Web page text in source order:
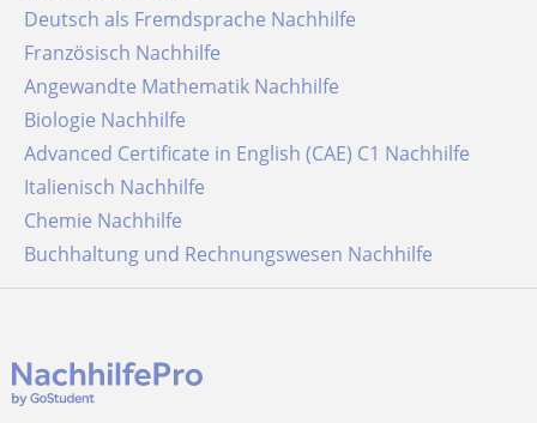
Deutsch als Fremdsprache Nachhilfe
Französisch Nachhilfe
Angewandte Mathematik Nachhilfe
Biologie Nachhilfe
Advanced Certificate in English (CAE) C1 Nachhilfe
Italienisch Nachhilfe
Chemie Nachhilfe
Buchhaltung und Rechnungswesen Nachhilfe